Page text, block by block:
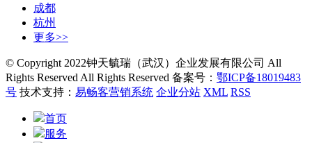
成都
杭州
更多>>
© Copyright 2022钟天毓瑞（武汉）企业发展有限公司 All
Rights Reserved All Rights Reserved 备案号： 鄂ICP备18019483
号 技术支持： 易畅客营销系统 企业分站 XML RSS
首页
服务